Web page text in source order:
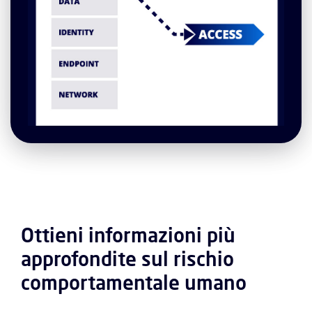
Ottieni informazioni più
approfondite sul rischio
comportamentale umano